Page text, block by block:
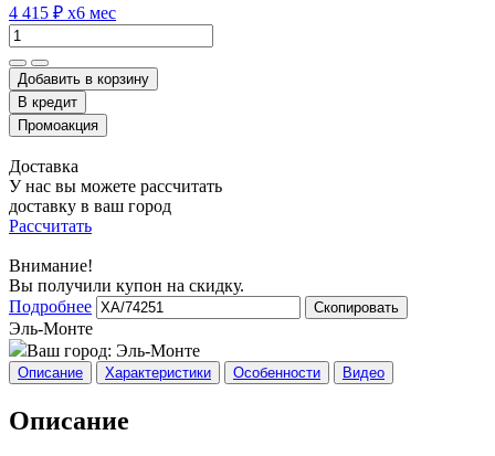
4 415 ₽ x6 мес
Добавить в корзину
Доставка
У нас вы можете рассчитать
доставку в ваш город
Рассчитать
Внимание!
Вы получили купон на скидку.
Подробнее
Скопировать
Эль-Монте
Ваш город: Эль-Монте
Описание Характеристики Особенности Видео
Описание